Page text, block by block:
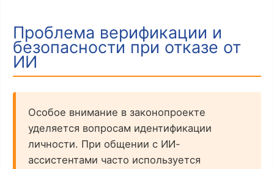
Проблема верификации и
безопасности при отказе от
ИИ
Особое внимание в законопроекте
уделяется вопросам идентификации
личности. При общении с ИИ-
ассистентами часто используется